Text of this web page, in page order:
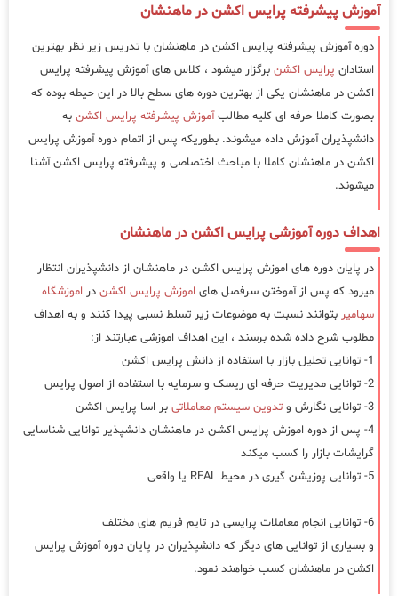
آموزش پیشرفته پرایس اکشن در ماهنشان
دوره آموزش پیشرفته پرایس اکشن در ماهنشان با تدریس زیر نظر بهترین
استادان پرایس اکشن برگزار میشود ، کلاس های آموزش پیشرفته پرایس
اکشن در ماهنشان یکی از بهترین دوره های سطح بالا در این حیطه بوده که
بصورت کاملا حرفه ای کلیه مطالبآموزش پیشرفته پرایس اکشن به
دانشپذیران آموزش داده میشوند. بطوریکه پس از اتمام دوره آموزش پرایس
اکشن در ماهنشان کاملا با مباحث اختصاصی و پیشرفته پرایس اکشن آشنا
میشوند.
اهداف دوره آموزشی پرایس اکشن در ماهنشان
در پایان دوره های اموزش پرایس اکشن در ماهنشان از دانشپذیران انتظار
میرود که پس از آموختن سرفصل های اموزش پرایس اکشن در اموزشگاه
سهامیر بتوانند نسبت به موضوعات زیر تسلط نسبی پیدا کنند و به اهداف
مطلوب شرح داده شده برسند ، این اهداف اموزشی عبارتند از:
1- توانایی تحلیل بازار با استفاده از دانش پرایس اکشن
2- توانایی مدیریت حرفه ای ریسک و سرمایه با استفاده از اصول پرایس
3- توانایی نگارش و
تدوین سیستم معاملاتی بر اسا پرایس اکشن
4- پس از دوره اموزش پرایس اکشن در ماهنشان دانشپذیر توانایی شناسایی
گرایشات بازار را کسب میکند
5- توانایی پوزیشن گیری در محیط REAL یا واقعی
6- توانایی انجام معاملات پرایسی در تایم فریم های مختلف
و بسیاری از توانایی های دیگر که دانشپذیران در پایان دوره آموزش پرایس
اکشن در ماهنشان کسب خواهند نمود.